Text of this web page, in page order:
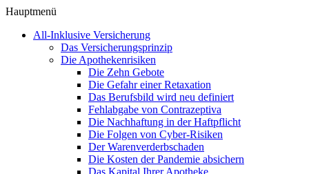
Hauptmenü
All-Inklusive Versicherung
Das Versicherungsprinzip
Die Apothekenrisiken
Die Zehn Gebote
Die Gefahr einer Retaxation
Das Berufsbild wird neu definiert
Fehlabgabe von Contrazeptiva
Die Nachhaftung in der Haftpflicht
Die Folgen von Cyber-Risiken
Der Warenverderbschaden
Die Kosten der Pandemie absichern
Das Kapital Ihrer Apotheke